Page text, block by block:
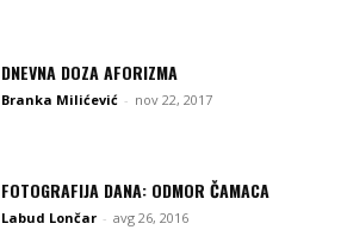
DNEVNA DOZA AFORIZMA
Branka Milićević - nov 22, 2017
FOTOGRAFIJA DANA: ODMOR ČAMACA
Labud Lončar - avg 26, 2016